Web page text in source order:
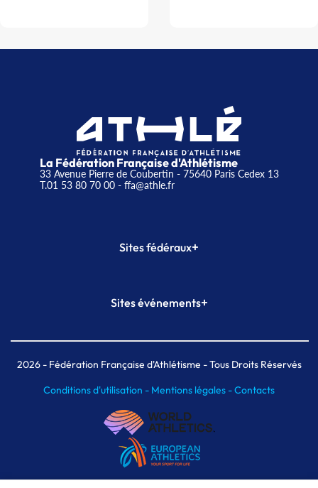
La Fédération Française d'Athlétisme
33 Avenue Pierre de Coubertin - 75640 Paris Cedex 13
T.01 53 80 70 00- ffa@athle.fr
Sites fédéraux+
Plateforme Formation
Sites événements+
Meeting de Paris indoor
MAIF Ekiden de Paris
2026- Fédération Française d'Athlétisme - Tous Droits Réservés
Conditions d'utilisation - Mentions légales -Contacts